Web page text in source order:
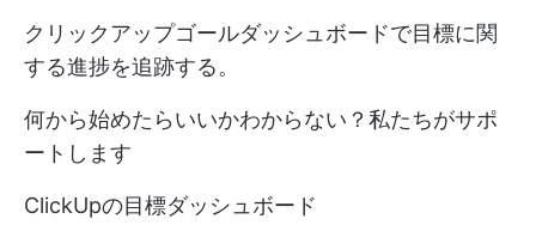
クリックアップゴールダッシュボードで目標に関
する進捗を追跡する。
何から始めたらいいかわからない？私たちがサポ
ートします
ClickUpの目標ダッシュボード